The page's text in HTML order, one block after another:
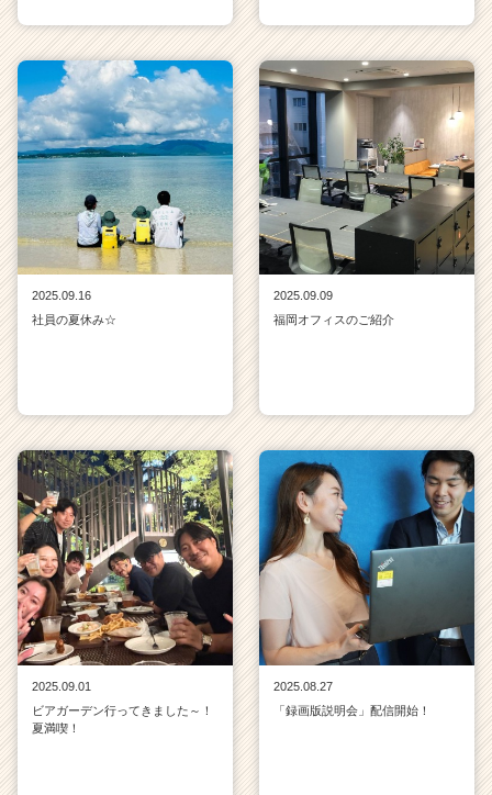
2025.09.16
社員の夏休み☆
2025.09.09
福岡オフィスのご紹介
2025.09.01
ビアガーデン行ってきました～！
夏満喫！
2025.08.27
「録画版説明会」配信開始！